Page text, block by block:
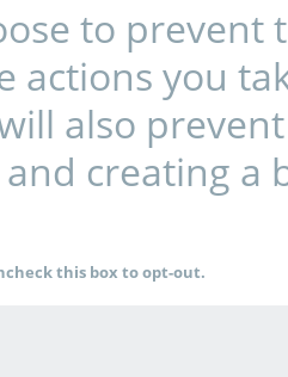
to
actions you
also
creating a
this box to opt-out.